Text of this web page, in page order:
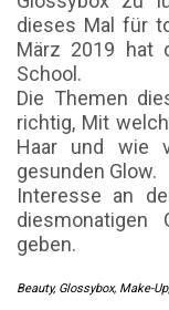
dieses Mal für
März 2019 hat
School.
Die Themen
richtig, Mit
Haar und wie
gesunden Glow.
Interesse an
diesmonatigen
geben.
Beauty, Glossybox, Make-Up,